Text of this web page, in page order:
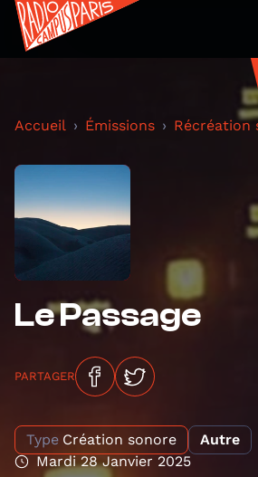
Accueil Émissions Récréation
Le Passage
PARTAGER
Type Création sonore
Autre
Mardi 28 Janvier 2025